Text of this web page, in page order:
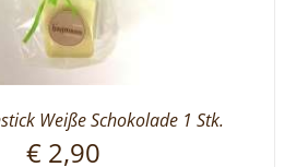
Weiße Schokolade 1 Stk.
€ 2,90